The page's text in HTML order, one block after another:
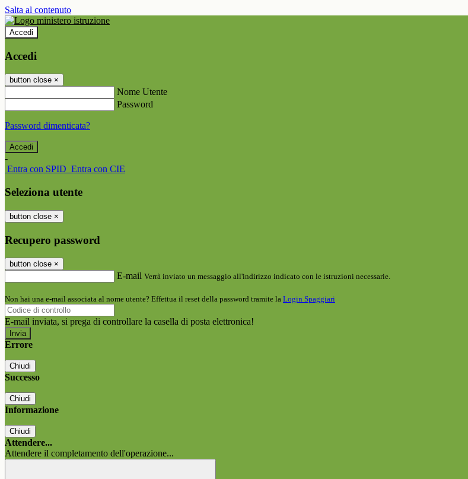
Salta al contenuto
Accedi
Accedi
button close ×
Nome Utente
Password
Password dimenticata?
-
Entra con SPID Entra con CIE
Seleziona utente
button close ×
Recupero password
button close ×
E-mail Verrà inviato un messaggio all'indirizzo indicato con le istruzioni necessarie.
Non hai una e-mail associata al nome utente? Effettua il reset della password tramite la Login Spaggiari
E-mail inviata, si prega di controllare la casella di posta elettronica!
Errore
Chiudi
Successo
Chiudi
Informazione
Chiudi
Attendere...
Attendere il completamento dell'operazione...